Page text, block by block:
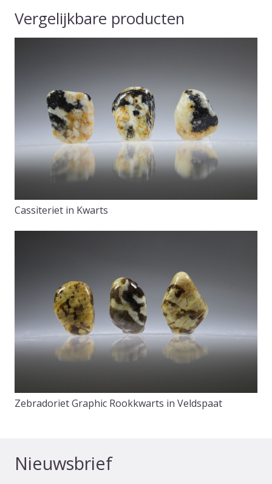
Vergelijkbare producten
Cassiteriet in Kwarts
Zebradoriet Graphic Rookkwarts in Veldspaat
Nieuwsbrief